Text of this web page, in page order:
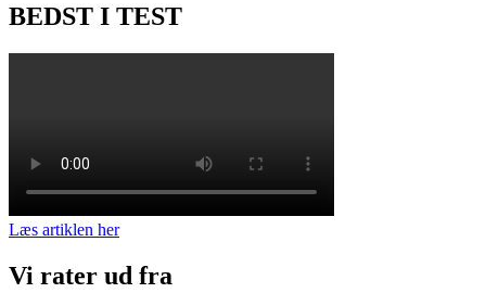
BEDST I TEST
Læs artiklen her
Vi rater ud fra